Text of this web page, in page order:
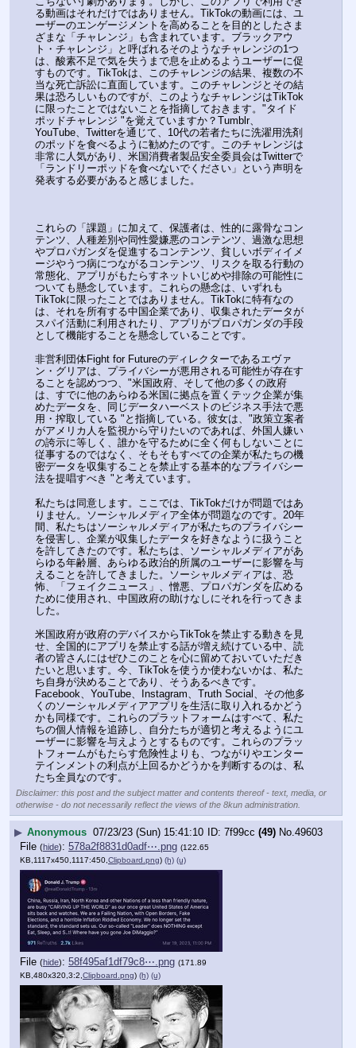
る動画はそれだけではありません。TikTokの動画には、ユ
ーザーのエンゲージメントを高めることを目的としたさま
ざまな「チャレンジ」も含まれています。ブラックアウ
ト・チャレンジ」と呼ばれるそのようなチャレンジの1つ
は、酸素不足で気を失うまで息を止めるようユーザーに促
すものです。TikTokは、このチャレンジの結果、複数の不
当な死亡訴訟に直面しています。このチャレンジとその結
果は恐ろしいものですが、このようなチャレンジはTikTok
に限ったことではないことを指摘しておきます。"タイド
ポッドチャレンジ "を覚えていますか？Tumblr、
YouTube、Twitterを通じて、10代の若者たちに洗濯用洗剤
のポッドを食べるように勧めたのです。このチャレンジは
非常に人気があり、米国消費者製品安全委員会はTwitterで
「ランドリーポッドを食べないでください」という声明を
発表する必要があると感じました。
これらの「課題」に加えて、保護者は、性的に露骨なコン
テンツ、人種差別や同性愛嫌悪のコンテンツ、過激な思想
やプロパガンダを促進するコンテンツ、貧しいボディイメ
ージやうつ病につながるコンテンツ、リスクを取る行動の
常態化、アプリがもたらすネットいじめや排除の可能性に
ついても懸念しています。これらの懸念は、いずれも
TikTokに限ったことではありません。TikTokに特有なの
は、それを所有する中国企業であり、収集されたデータが
スパイ活動に利用されたり、アプリがプロパガンダの手段
として機能することを懸念していることです。
非営利団体Fight for Futureのディレクターであるエヴァ
ン・グリアは、プライバシーが悪用される可能性が存在す
ることを認めつつ、"米国政府、そして他の多くの政府
は、すでに他のあらゆる米国に拠点を置くテック企業が集
めたデータを、同じデータハーベストのビジネス手法で悪
用・搾取している "と指摘している。彼女は、"政策立案者
がアメリカ人を監視から守りたいのであれば、外国人嫌い
の誇示に等しく、誰かを守るために全く何もしないことに
従事するのではなく、そもそもすべての企業が私たちの機
密データを収集することを禁止する基本的なプライバシー
法を提唱すべき "と考えています。
私たちは同意します。ここでは、TikTokだけが問題ではあ
りません。ソーシャルメディア全体が問題なのです。20年
間、私たちはソーシャルメディアが私たちのプライバシー
を侵害し、企業が収集したデータを好きなように扱うこと
を許してきたのです。私たちは、ソーシャルメディアがあ
らゆる年齢層、あらゆる政治的所属のユーザーに影響を与
えることを許してきました。ソーシャルメディアは、恐
怖、「フェイクニュース」、憎悪、プロパガンダを広める
ために使用され、中国政府の助けなしにそれを行ってきま
した。
米国政府が政府のデバイスからTikTokを禁止する動きを見
せ、全国的にアプリを禁止する話が増え続けている中、読
者の皆さんにはぜひこのことを心に留めておいていただき
たいと思います。今、TikTokを使うか使わないかは、私た
ち自身が決めることであり、そうあるべきです。
Facebook、YouTube、Instagram、Truth Social、その他多
くのソーシャルメディアアプリを生活に取り入れるかどう
かも同様です。これらのプラットフォームはすべて、私た
ちの個人情報を追跡し、自分たちが適切と考えるようにユ
ーザーに影響を与えようとするものです。これらのプラッ
トフォームがもたらす危険性よりも、つながりやエンター
テインメントの利点が上回るかどうかを判断するのは、私
たち全員なのです。
Disclaimer: this post and the subject matter and contents thereof - text, media, or
otherwise - do not necessarily reflect the views of the 8kun administration.
▶ Anonymous 07/23/23 (Sun) 15:41:10 7f99cc (49) No.49603
File (hide): 578a2f8831d0adf⋯.png (122.65
KB,1117x450,1117:450, Clipboard.png) (h) (u)
File (hide): 58f495af1df79c8⋯.png (171.89
KB,480x320,3:2, Clipboard.png) (h) (u)